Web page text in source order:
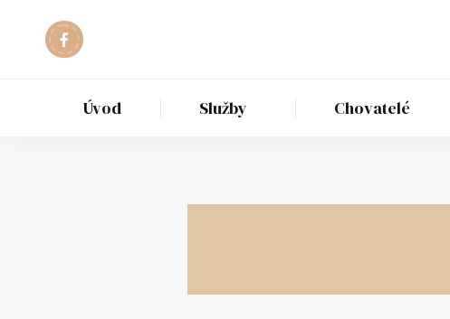
Úvod Služby Chovatelé